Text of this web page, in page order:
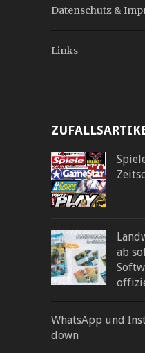
Datenschutz &
Links
ab
WhatsApp und
down